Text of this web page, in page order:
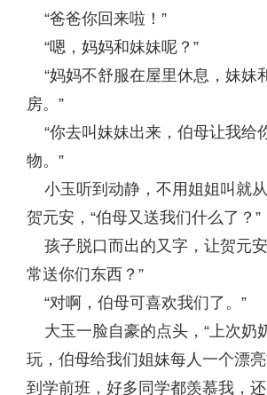
“爸爸你回来啦！”
“嗯，妈妈和妹妹呢？”
“妈妈不舒服在屋里休息，妹妹
房。”
“你去叫妹妹出来，伯母让我给
物。”
小玉听到动静，不用姐姐叫就
贺元安，“伯母又送我们什么了？”
孩子脱口而出的又字，让贺元
常送你们东西？”
“对啊，伯母可喜欢我们了。”
大玉一脸自豪的点头，“上次奶
玩，伯母给我们姐妹每人一个漂
到学前班，好多同学都羡慕我，